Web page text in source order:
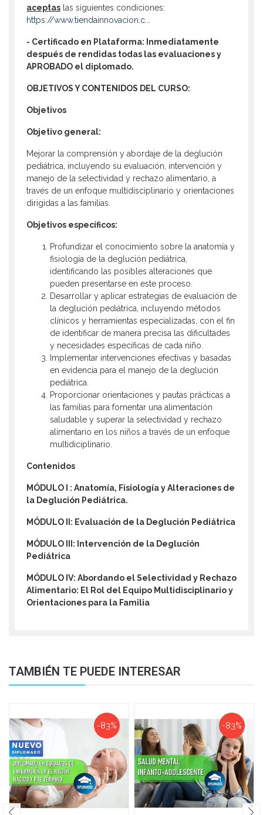
aceptas las siguientes condiciones:
https://www.tiendainnovacion.c...
- Certificado en Plataforma: Inmediatamente
después de rendidas todas las evaluaciones y
APROBADO el diplomado.
OBJETIVOS Y CONTENIDOS DEL CURSO:
Objetivos
Objetivo general:
Mejorar la comprensión y abordaje de la deglución
pediátrica, incluyendo su evaluación, intervención y
manejo de la selectividad y rechazo alimentario, a
través de un enfoque multidisciplinario y orientaciones
dirigidas a las familias.
Objetivos específicos:
Profundizar el conocimiento sobre la anatomía y
fisiología de la deglución pediátrica,
identificando las posibles alteraciones que
pueden presentarse en este proceso.
Desarrollar y aplicar estrategias de evaluación de
la deglución pediátrica, incluyendo métodos
clínicos y herramientas especializadas, con el fin
de identificar de manera precisa las dificultades
y necesidades específicas de cada niño.
Implementar intervenciones efectivas y basadas
en evidencia para el manejo de la deglución
pediátrica.
Proporcionar orientaciones y pautas prácticas a
las familias para fomentar una alimentación
saludable y superar la selectividad y rechazo
alimentario en los niños a través de un enfoque
multidiciplinario.
Contenidos
MÓDULO I : Anatomía, Fisiología y Alteraciones de
la Deglución Pediátrica.
MÓDULO II: Evaluación de la Deglución Pediátrica
MÓDULO III: Intervención de la Deglución
Pediátrica
MÓDULO IV: Abordando el Selectividad y Rechazo
Alimentario: El Rol del Equipo Multidisciplinario y
Orientaciones para la Familia
TAMBIÉN TE PUEDE INTERESAR
-83% -83%